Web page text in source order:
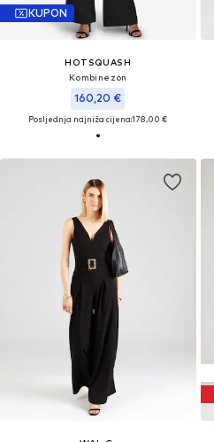
KUPON
HOTSQUASH
Kombinezon
160,20 €
Posljednja najniža cijena:178,00 €